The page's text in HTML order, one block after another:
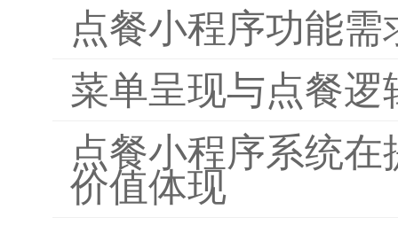
点餐小程序功能
菜单呈现与点餐
点餐小程序系统
价值体现